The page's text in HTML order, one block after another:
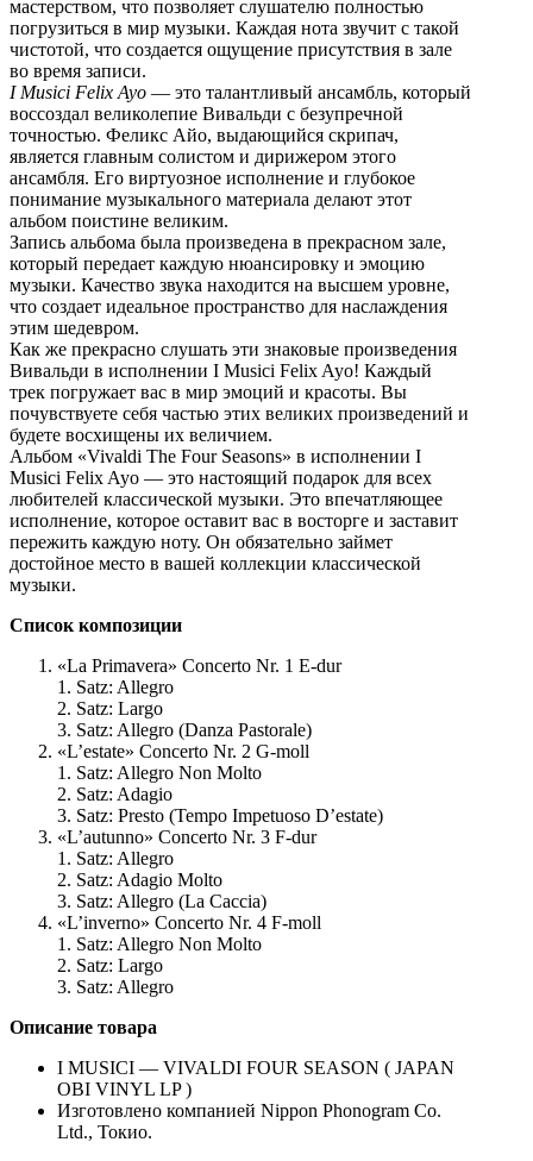
мастерством, что позволяет слушателю полностью
погрузиться в мир музыки. Каждая нота звучит с такой
чистотой, что создается ощущение присутствия в зале
во время записи.
I Musici Felix Ayo — это талантливый ансамбль, который
воссоздал великолепие Вивальди с безупречной
точностью. Феликс Айо, выдающийся скрипач,
является главным солистом и дирижером этого
ансамбля. Его виртуозное исполнение и глубокое
понимание музыкального материала делают этот
альбом поистине великим.
Запись альбома была произведена в прекрасном зале,
который передает каждую нюансировку и эмоцию
музыки. Качество звука находится на высшем уровне,
что создает идеальное пространство для наслаждения
этим шедевром.
Как же прекрасно слушать эти знаковые произведения
Вивальди в исполнении I Musici Felix Ayo! Каждый
трек погружает вас в мир эмоций и красоты. Вы
почувствуете себя частью этих великих произведений и
будете восхищены их величием.
Альбом «Vivaldi The Four Seasons» в исполнении I
Musici Felix Ayo — это настоящий подарок для всех
любителей классической музыки. Это впечатляющее
исполнение, которое оставит вас в восторге и заставит
пережить каждую ноту. Он обязательно займет
достойное место в вашей коллекции классической
музыки.
Список композиции
«La Primavera» Concerto Nr. 1 E-dur
1. Satz: Allegro
2. Satz: Largo
3. Satz: Allegro (Danza Pastorale)
«L’estate» Concerto Nr. 2 G-moll
1. Satz: Allegro Non Molto
2. Satz: Adagio
3. Satz: Presto (Tempo Impetuoso D’estate)
«L’autunno» Concerto Nr. 3 F-dur
1. Satz: Allegro
2. Satz: Adagio Molto
3. Satz: Allegro (La Caccia)
«L’inverno» Concerto Nr. 4 F-moll
1. Satz: Allegro Non Molto
2. Satz: Largo
3. Satz: Allegro
Описание товара
I MUSICI — VIVALDI FOUR SEASON ( JAPAN
OBI VINYL LP )
Изготовлено компанией Nippon Phonogram Co.
Ltd., Токио.